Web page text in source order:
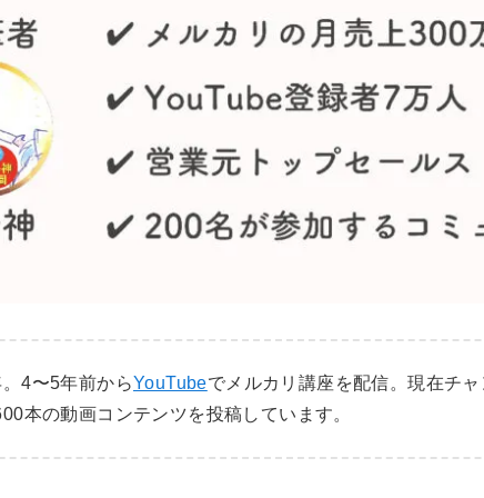
4〜5年前からYouTubeでメルカリ講座を配信。現在チ
本の動画コンテンツを投稿しています。